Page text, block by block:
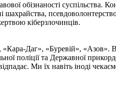
обізнаності суспільства.
шахрайства,
кіберзлочинців.
«Кара-Даг», «Буревій», «Азов».
поліції та Державної
Ми їх навіть іноді